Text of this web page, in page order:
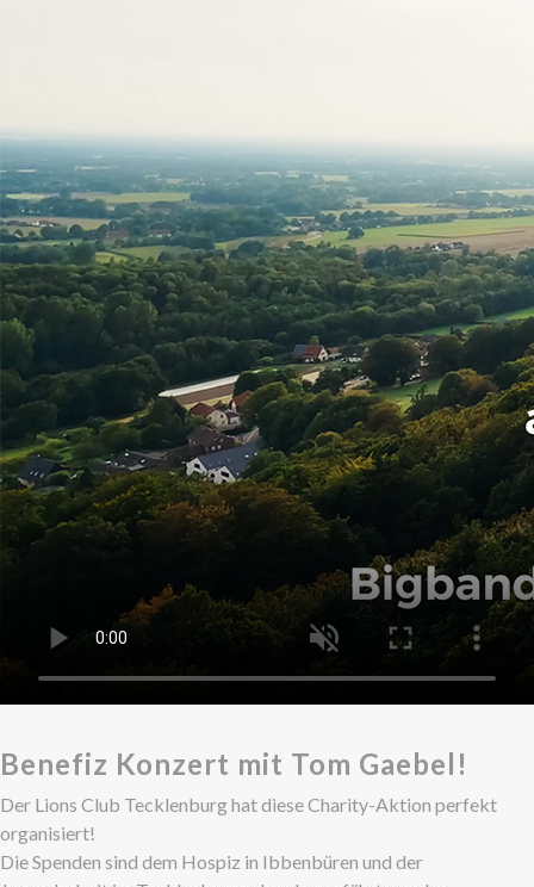
Benefiz Konzert mit Tom Gaebel!
Der Lions Club Tecklenburg hat diese Charity-Aktion perfekt
organisiert!
Die Spenden sind dem Hospiz in Ibbenbüren und der